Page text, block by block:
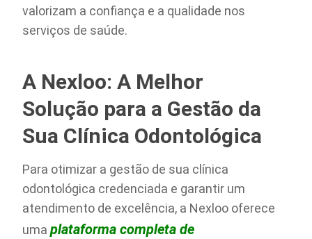
valorizam a confiança e a qualidade nos
serviços de saúde.
A Nexloo: A Melhor
Solução para a Gestão da
Sua Clínica Odontológica
Para otimizar a gestão de sua clínica
odontológica credenciada e garantir um
atendimento de excelência, a Nexloo oferece
umaplataforma completa de